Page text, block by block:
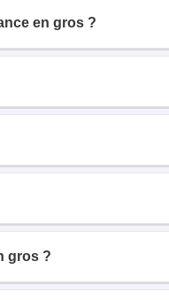
en gros ?
gros ?